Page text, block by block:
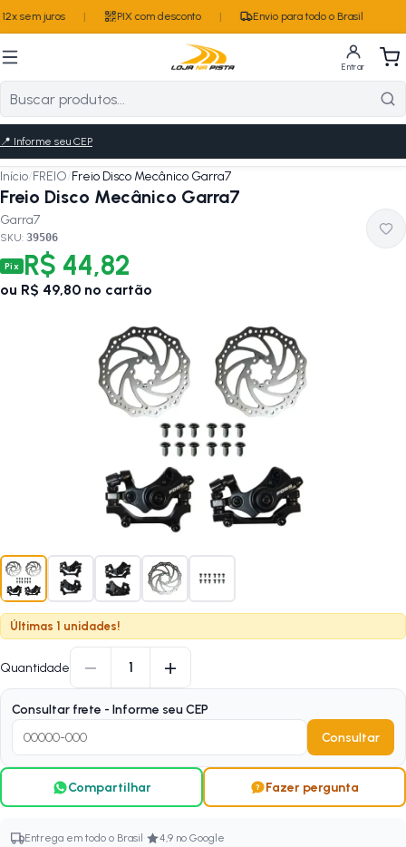
sem juros PIX com desconto Envio para todo o Brasil
Entrar
📍 Informe seu CEP
Início/FREIO/Freio Disco Mecânico Garra7
Freio Disco Mecânico Garra7
Garra7
SKU: 39506
Pix R$ 44,82
ou R$ 49,80 no cartão
Últimas 1 unidades!
Quantidade − 1 +
Consultar frete - Informe seu CEP
Consultar
Compartilhar Fazer pergunta
Entrega em todo o Brasil · 4,9 no Google